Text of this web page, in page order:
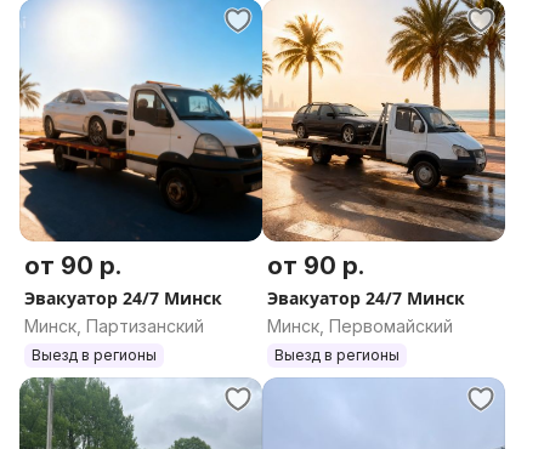
от 90 р.
Эвакуатор 24/7 Минск
Минск, Партизанский
Выезд в регионы
от 90 р.
Эвакуатор 24/7 Минск
Минск, Первомайский
Выезд в регионы